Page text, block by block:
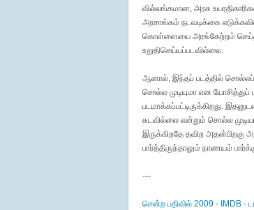
வில்லங்கமான, அரசு
அரசாங்கம் நடவடிக்கை
கொள்ளையை அரங்கேற்றம்
உறுதிசெய்யப்படவில்லை.
ஆனால், இந்தப் படத்தில்
சொல்ல முடியுமா என
படமாக்கப்பட்டிருக்கிறது.
சுடவில்லை என்றும் சொல்ல
இருக்கிறதே தவிற அதன்பிறகு
பார்த்திருந்தாலும் நாணயம்
---
சென்ற பதிவில் 2009 - IMDB -